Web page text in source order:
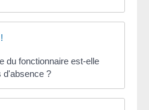
du fonctionnaire est-elle
d'absence ?